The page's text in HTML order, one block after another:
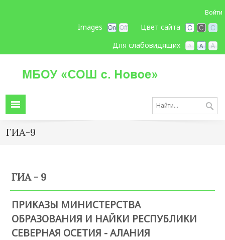
Войти
Цвет сайта
Images
Для слабовидящих
ГИА-9
ГИА - 9
ПРИКАЗЫ МИНИСТЕРСТВА
ОБРАЗОВАНИЯ И НАЙКИ РЕСПУБЛИКИ
СЕВЕРНАЯ ОСЕТИЯ - АЛАНИЯ